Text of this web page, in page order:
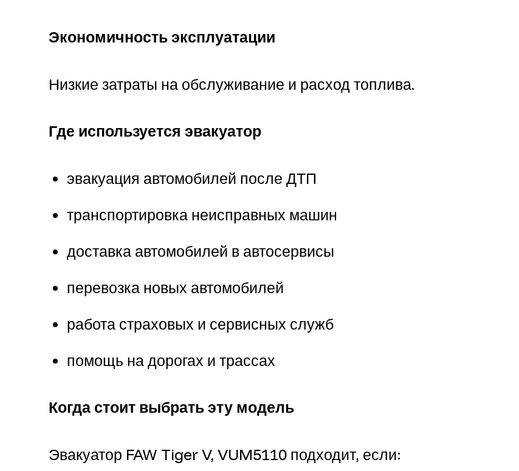
Экономичность эксплуатации
Низкие затраты на обслуживание и расход топлива.
Где используется эвакуатор
эвакуация автомобилей после ДТП
транспортировка неисправных машин
доставка автомобилей в автосервисы
перевозка новых автомобилей
работа страховых и сервисных служб
помощь на дорогах и трассах
Когда стоит выбрать эту модель
Эвакуатор FAW Tiger V, VUM5110 подходит, если: